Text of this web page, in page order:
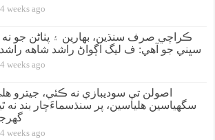
4 weeks ago
ڪراچي صرف سنڌين، بهارين ۽ پٺاڻن جو نه
سڀني جو آهي: ف ليگ اڳواڻ راشد شاهه
4 weeks ago
سگهياسين هلياسين، پر سنڌسماءَچار بند نه
4 weeks ago